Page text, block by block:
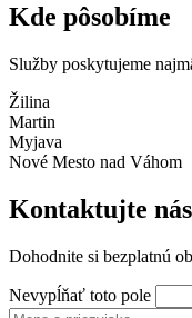
Kde pôsobíme
Služby poskytujeme
Žilina
Martin
Myjava
Nové Mesto nad Váhom
Kontaktujte nás
Dohodnite si bezplatnú
Nevypĺňať toto pole